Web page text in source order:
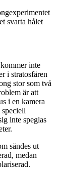
svarta hålet
inte
i stratosfären
stor som två
är att
i en kamera
inte speglas
sändes ut
medan